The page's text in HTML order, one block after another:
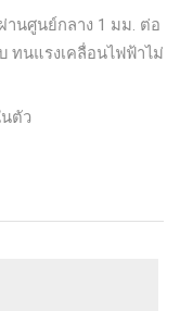
านศูนย์กลาง 1 มม. ต่อ
ทนแรงเคลื่อนไฟฟ้าไม่
ตัว